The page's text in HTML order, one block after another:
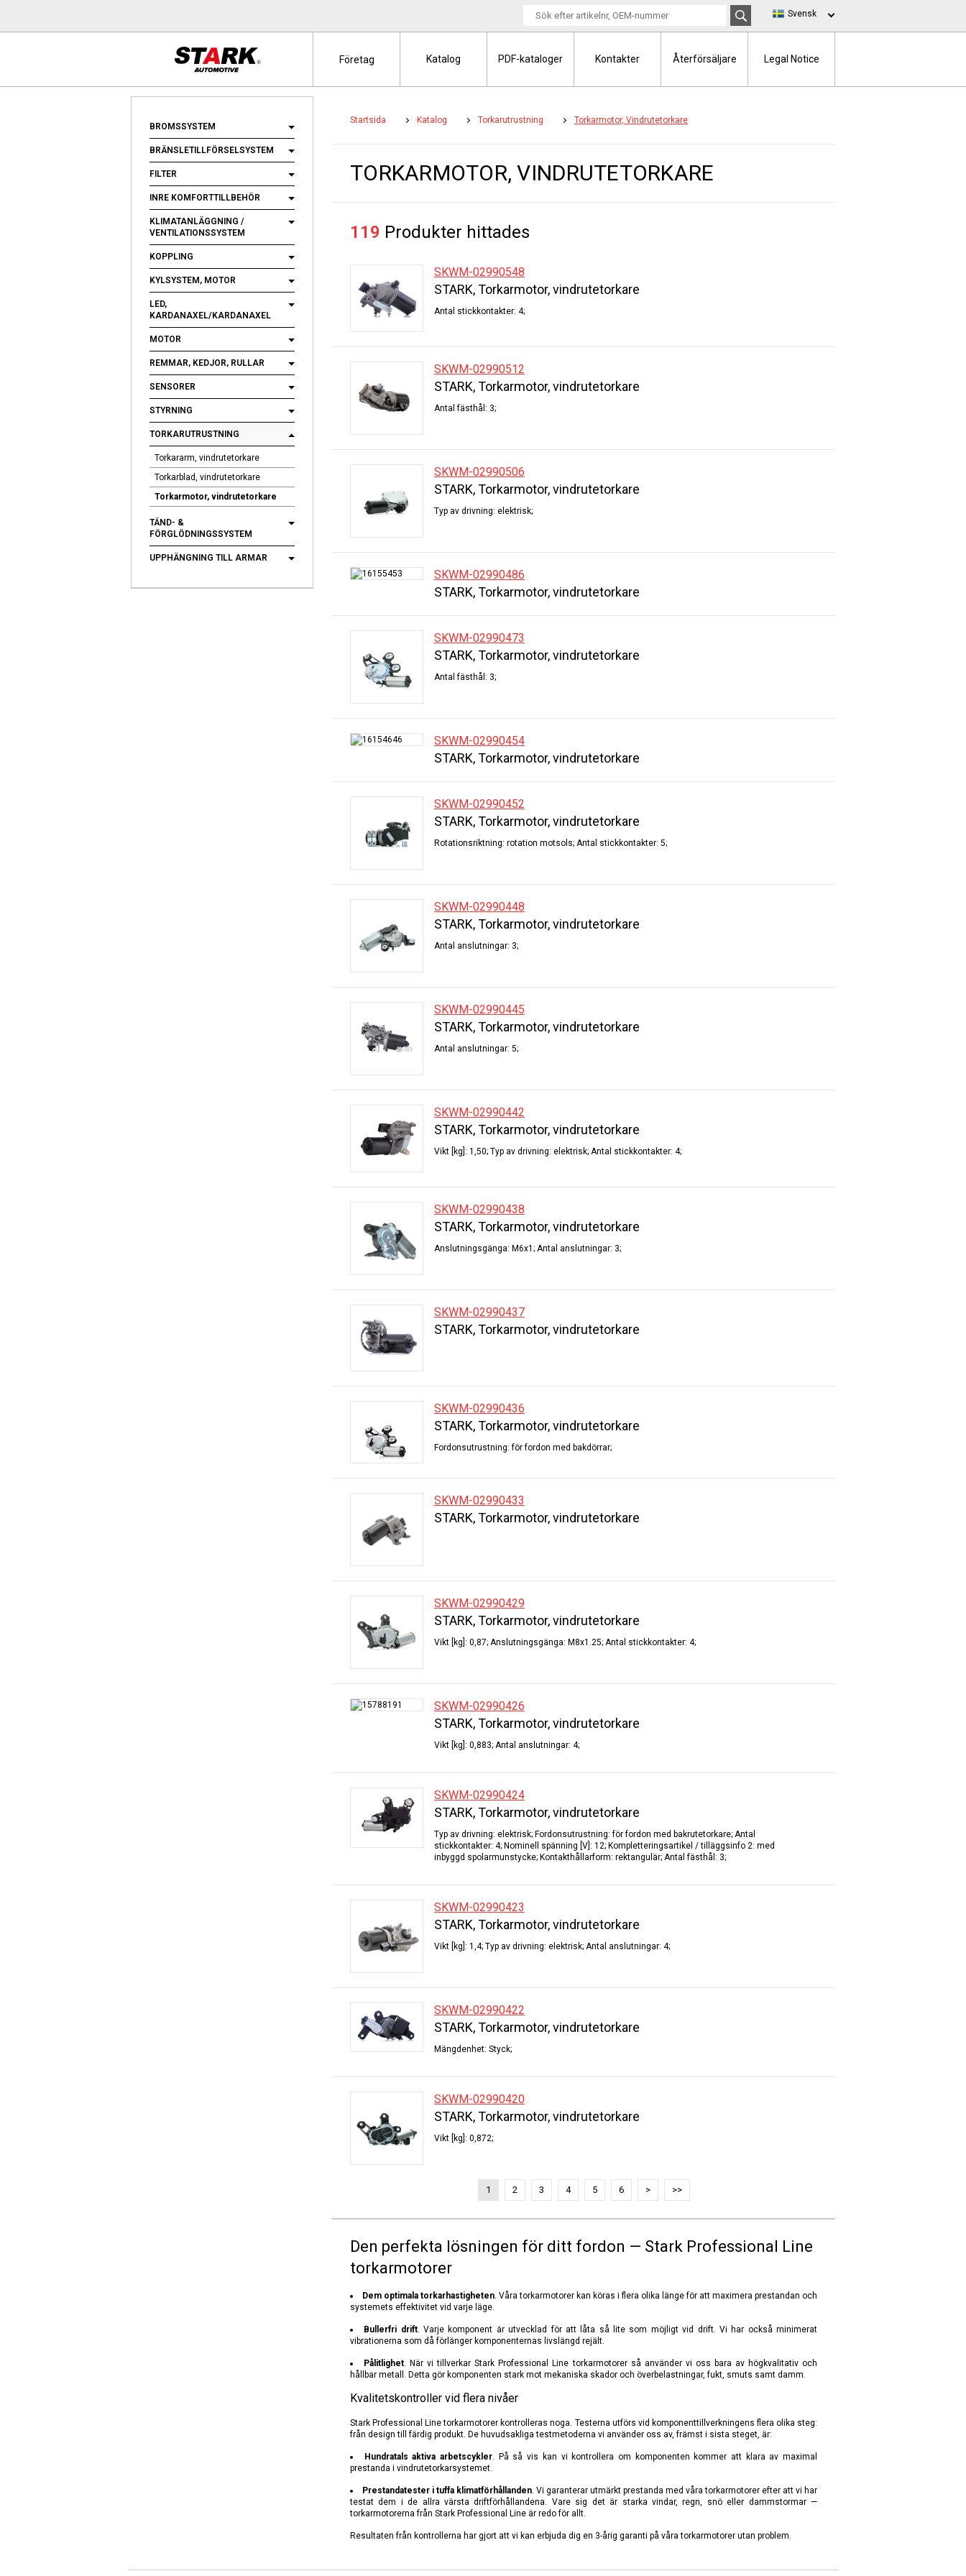
BROMSSYSTEM
BRÄNSLETILLFÖRSELSYSTEM
FILTER
INRE KOMFORTTILLBEHÖR
KLIMATANLÄGGNING /
VENTILATIONSSYSTEM
KOPPLING
KYLSYSTEM, MOTOR
LED,
KARDANAXEL/KARDANAXEL
MOTOR
REMMAR, KEDJOR, RULLAR
SENSORER
STYRNING
TORKARUTRUSTNING
Torkararm, vindrutetorkare
Torkarblad, vindrutetorkare
Torkarmotor, vindrutetorkare
TÄND- &
FÖRGLÖDNINGSSYSTEM
UPPHÄNGNING TILL ARMAR
Startsida Katalog Torkarutrustning Torkarmotor, Vindrutetorkare
TORKARMOTOR, VINDRUTETORKARE
119 Produkter hittades
SKWM-02990548
STARK, Torkarmotor, vindrutetorkare
Antal stickkontakter: 4;
SKWM-02990512
STARK, Torkarmotor, vindrutetorkare
Antal fästhål: 3;
SKWM-02990506
STARK, Torkarmotor, vindrutetorkare
Typ av drivning: elektrisk;
SKWM-02990486
STARK, Torkarmotor, vindrutetorkare
SKWM-02990473
STARK, Torkarmotor, vindrutetorkare
Antal fästhål: 3;
SKWM-02990454
STARK, Torkarmotor, vindrutetorkare
SKWM-02990452
STARK, Torkarmotor, vindrutetorkare
Rotationsriktning: rotation motsols; Antal stickkontakter: 5;
SKWM-02990448
STARK, Torkarmotor, vindrutetorkare
Antal anslutningar: 3;
SKWM-02990445
STARK, Torkarmotor, vindrutetorkare
Antal anslutningar: 5;
SKWM-02990442
STARK, Torkarmotor, vindrutetorkare
Vikt [kg]: 1,50; Typ av drivning: elektrisk; Antal stickkontakter: 4;
SKWM-02990438
STARK, Torkarmotor, vindrutetorkare
Anslutningsgänga: M6x1; Antal anslutningar: 3;
SKWM-02990437
STARK, Torkarmotor, vindrutetorkare
SKWM-02990436
STARK, Torkarmotor, vindrutetorkare
Fordonsutrustning: för fordon med bakdörrar;
SKWM-02990433
STARK, Torkarmotor, vindrutetorkare
SKWM-02990429
STARK, Torkarmotor, vindrutetorkare
Vikt [kg]: 0,87; Anslutningsgänga: M8x1.25; Antal stickkontakter: 4;
SKWM-02990426
STARK, Torkarmotor, vindrutetorkare
Vikt [kg]: 0,883; Antal anslutningar: 4;
SKWM-02990424
STARK, Torkarmotor, vindrutetorkare
Typ av drivning: elektrisk; Fordonsutrustning: för fordon med bakrutetorkare; Antal
stickkontakter: 4; Nominell spänning [V]: 12; Kompletteringsartikel / tilläggsinfo 2: med
inbyggd spolarmunstycke; Kontakthållarform: rektangulär; Antal fästhål: 3;
SKWM-02990423
STARK, Torkarmotor, vindrutetorkare
Vikt [kg]: 1,4; Typ av drivning: elektrisk; Antal anslutningar: 4;
SKWM-02990422
STARK, Torkarmotor, vindrutetorkare
Mängdenhet: Styck;
SKWM-02990420
STARK, Torkarmotor, vindrutetorkare
Vikt [kg]: 0,872;
1 2 3 4 5 6 > >>
Den perfekta lösningen för ditt fordon — Stark Professional Line
torkarmotorer
Dem optimala torkarhastigheten. Våra torkarmotorer kan köras i flera olika länge för att maximera prestandan och
systemets effektivitet vid varje läge.
Bullerfri drift. Varje komponent är utvecklad för att låta så lite som möjligt vid drift. Vi har också minimerat
vibrationerna som då förlänger komponenternas livslängd rejält.
Pålitlighet. När vi tillverkar Stark Professional Line torkarmotorer så använder vi oss bara av högkvalitativ och
hållbar metall. Detta gör komponenten stark mot mekaniska skador och överbelastningar, fukt, smuts samt damm.
Kvalitetskontroller vid flera nivåer
Stark Professional Line torkarmotorer kontrolleras noga. Testerna utförs vid komponenttillverkningens flera olika steg:
från design till färdig produkt. De huvudsakliga testmetoderna vi använder oss av, främst i sista steget, är:
Hundratals aktiva arbetscykler. På så vis kan vi kontrollera om komponenten kommer att klara av maximal
prestanda i vindrutetorkarsystemet.
Prestandatester i tuffa klimatförhållanden. Vi garanterar utmärkt prestanda med våra torkarmotorer efter att vi har
testat dem i de allra värsta driftförhållandena. Vare sig det är starka vindar, regn, snö eller dammstormar —
torkarmotorerna från Stark Professional Line är redo för allt.
Resultaten från kontrollerna har gjort att vi kan erbjuda dig en 3-årig garanti på våra torkarmotorer utan problem.
Svensk
Företag Katalog PDF-kataloger Kontakter Återförsäljare Legal Notice